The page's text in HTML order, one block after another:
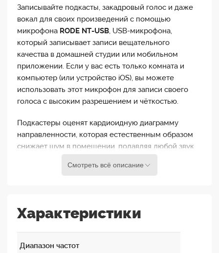
Записывайте подкасты, закадровый голос и даже
вокал для своих произведений с помощью
микрофона RODE NT-USB, USB-микрофона,
который записывает записи вещательного
качества в домашней студии или мобильном
приложении. Если у вас есть только комната и
компьютер (или устройство iOS), вы можете
использовать этот микрофон для записи своего
голоса с высоким разрешением и чёткостью.
Подкастеры оценят кардиоидную диаграмму
направленности, которая естественным образом
снижает шум в помещении, подавляя любой звук,
микрофона, а также встроенный поп-фильтр для
собственным голосом и предварительно
Смотреть всё описание
Характеристики
Диапазон частот